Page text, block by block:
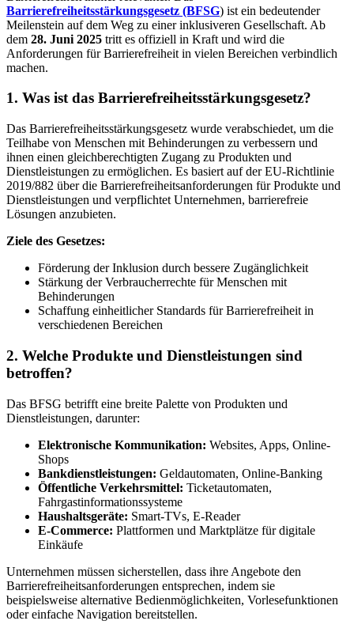
für
mehr
Inklusion
Barrierefreiheitsstärkungsgesetz (BFSG) ist ein bedeutender
Meilenstein auf dem Weg zu einer inklusiveren Gesellschaft. Ab
dem 28. Juni 2025 tritt es offiziell in Kraft und wird die
Anforderungen für Barrierefreiheit in vielen Bereichen verbindlich
machen.
1. Was ist das Barrierefreiheitsstärkungsgesetz?
Das Barrierefreiheitsstärkungsgesetz wurde verabschiedet, um die
Teilhabe von Menschen mit Behinderungen zu verbessern und
ihnen einen gleichberechtigten Zugang zu Produkten und
Dienstleistungen zu ermöglichen. Es basiert auf der EU-Richtlinie
2019/882 über die Barrierefreiheitsanforderungen für Produkte und
Dienstleistungen und verpflichtet Unternehmen, barrierefreie
Lösungen anzubieten.
Ziele des Gesetzes:
Förderung der Inklusion durch bessere Zugänglichkeit
Stärkung der Verbraucherrechte für Menschen mit
Behinderungen
Schaffung einheitlicher Standards für Barrierefreiheit in
verschiedenen Bereichen
2. Welche Produkte und Dienstleistungen sind
betroffen?
Das BFSG betrifft eine breite Palette von Produkten und
Dienstleistungen, darunter:
Elektronische Kommunikation: Websites, Apps, Online-
Shops
Bankdienstleistungen: Geldautomaten, Online-Banking
Öffentliche Verkehrsmittel: Ticketautomaten,
Fahrgastinformationssysteme
Haushaltsgeräte: Smart-TVs, E-Reader
E-Commerce: Plattformen und Marktplätze für digitale
Einkäufe
Unternehmen müssen sicherstellen, dass ihre Angebote den
Barrierefreiheitsanforderungen entsprechen, indem sie
beispielsweise alternative Bedienmöglichkeiten, Vorlesefunktionen
oder einfache Navigation bereitstellen.